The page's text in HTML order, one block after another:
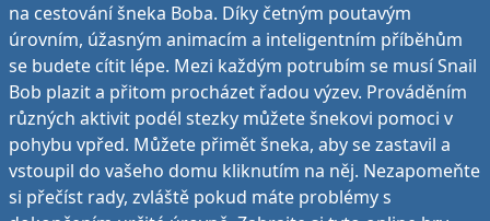
na cestování šneka Boba. Díky četným poutavým
úrovním, úžasným animacím a inteligentním příběhům
se budete cítit lépe. Mezi každým potrubím se musí Snail
Bob plazit a přitom procházet řadou výzev. Prováděním
různých aktivit podél stezky můžete šnekovi pomoci v
pohybu vpřed. Můžete přimět šneka, aby se zastavil a
vstoupil do vašeho domu kliknutím na něj. Nezapomeňte
si přečíst rady, zvláště pokud máte problémy s